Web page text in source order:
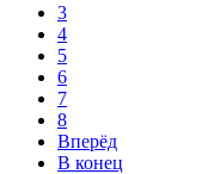
3
4
5
6
7
8
Вперёд
В конец